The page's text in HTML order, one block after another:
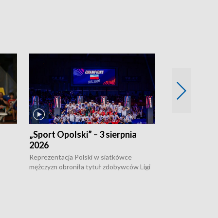
„Sport Opolski” – 3 sierpnia
2026
Reprezentacja Polski w siatkówce
mężczyzn obroniła tytuł zdobywców Ligi